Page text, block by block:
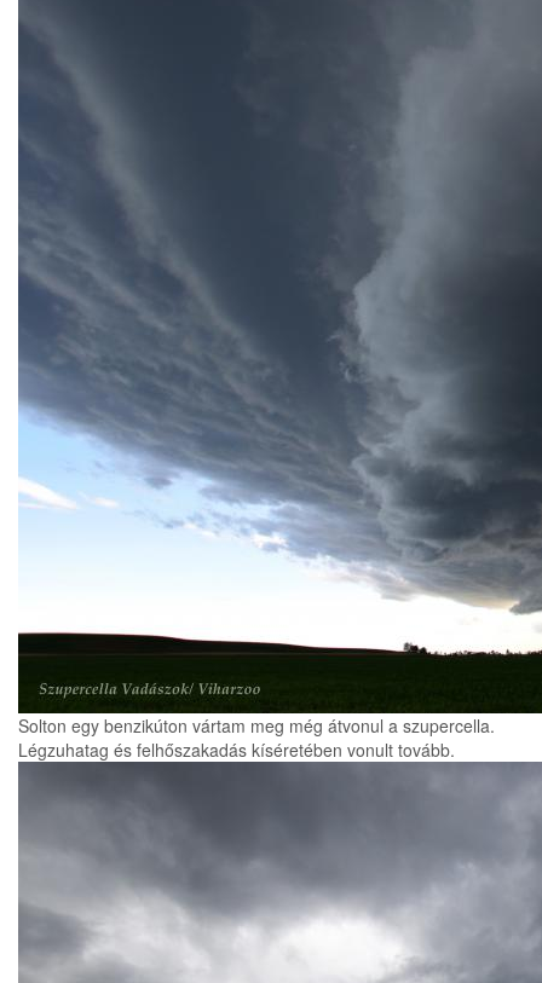
Solton egy benzikúton vártam meg még átvonul a szupercella.
Légzuhatag és felhőszakadás kíséretében vonult tovább.